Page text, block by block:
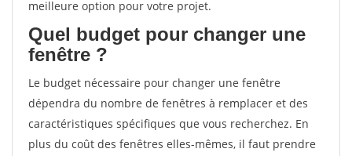
meilleure option pour votre projet.
Quel budget pour changer une
fenêtre ?
Le budget nécessaire pour changer une fenêtre
dépendra du nombre de fenêtres à remplacer et des
caractéristiques spécifiques que vous recherchez. En
plus du coût des fenêtres elles-mêmes, il faut prendre